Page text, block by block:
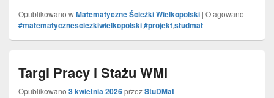
Opublikowano wMatematyczne Ścieżki Wielkopolski | Otagowano
#matematycznesciezkiwielkopolski,#projekt,studmat
Targi Pracy i Stażu WMI
Opublikowano 3 kwietnia 2026przezStuDMat